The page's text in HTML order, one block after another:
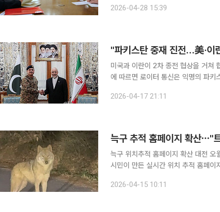
행정부의 협상 대처 능력을 공개적으
2026-04-28 15:39
"파키스탄 중재 진전…美·이
미국과 이란이 2차 종전 협상을 거쳐 합의
에 따르면 로이터 통신은 익명의 파
합의는 나중에 이뤄질 것”이라면서 “
2026-04-17 21:11
늑구 위치추적 홈페이지 확산 대전 오월드에서 탈출한 늑대 '늑구'를 둘러싼 관심이 이어지는 가운데
시민이 만든 실시간 위치 추적 홈페
리꾼들의 눈길을 끌었습니다. 이 홈페
2026-04-15 10:11